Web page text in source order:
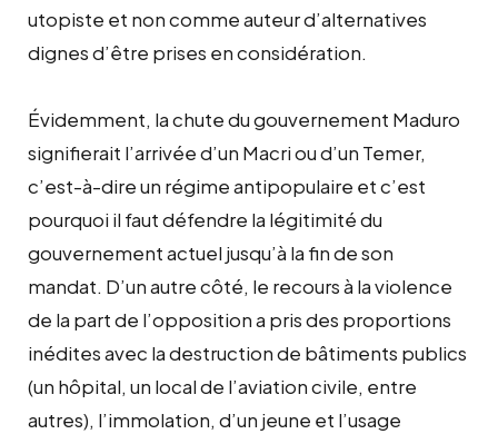
utopiste et non comme auteur d’alternatives
dignes d’être prises en considération.
Évidemment, la chute du gouvernement Maduro
signifierait l’arrivée d’un Macri ou d’un Temer,
c’est-à-dire un régime antipopulaire et c’est
pourquoi il faut défendre la légitimité du
gouvernement actuel jusqu’à la fin de son
mandat. D’un autre côté, le recours à la violence
de la part de l’opposition a pris des proportions
inédites avec la destruction de bâtiments publics
(un hôpital, un local de l’aviation civile, entre
autres), l’immolation, d’un jeune et l’usage